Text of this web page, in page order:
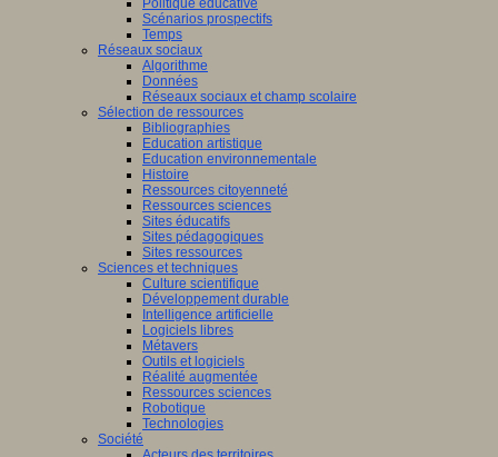
Politique éducative
Scénarios prospectifs
Temps
Réseaux sociaux
Algorithme
Données
Réseaux sociaux et champ scolaire
Sélection de ressources
Bibliographies
Education artistique
Education environnementale
Histoire
Ressources citoyenneté
Ressources sciences
Sites éducatifs
Sites pédagogiques
Sites ressources
Sciences et techniques
Culture scientifique
Développement durable
Intelligence artificielle
Logiciels libres
Métavers
Outils et logiciels
Réalité augmentée
Ressources sciences
Robotique
Technologies
Société